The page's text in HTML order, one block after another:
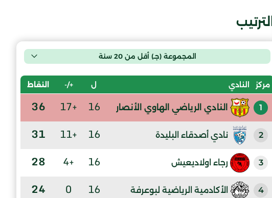
الترتيب
المجموعة (جـ) أقل من 20 سنة
مركز النادي ل +/- النقاط
1 النادي الرياضي الهاوي الأنصار 16
+17
36
2 نادي أصدقاء البليدة 16
+11
31
3 رجاء اولاديعيش 16
+4
28
4 الأكادمية الرياضية لبوعرفة 16
0
24